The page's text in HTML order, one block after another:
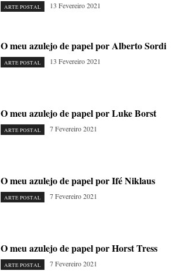
ARTE POSTAL 13 Fevereiro 2021
O meu azulejo de papel por Alberto Sordi
ARTE POSTAL 13 Fevereiro 2021
O meu azulejo de papel por Luke Borst
ARTE POSTAL 7 Fevereiro 2021
O meu azulejo de papel por Ifé Niklaus
ARTE POSTAL 7 Fevereiro 2021
O meu azulejo de papel por Horst Tress
ARTE POSTAL 7 Fevereiro 2021